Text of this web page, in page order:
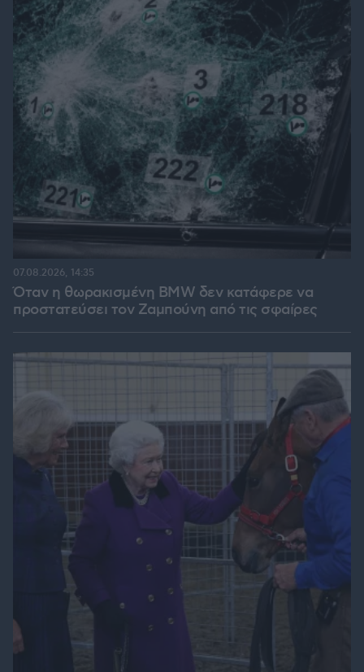
Όταν η θωρακισμένη BMW δεν κατάφερε να
προστατεύσει τον Ζαμπούνη από τις σφαίρες
07.08.2026, 14:35